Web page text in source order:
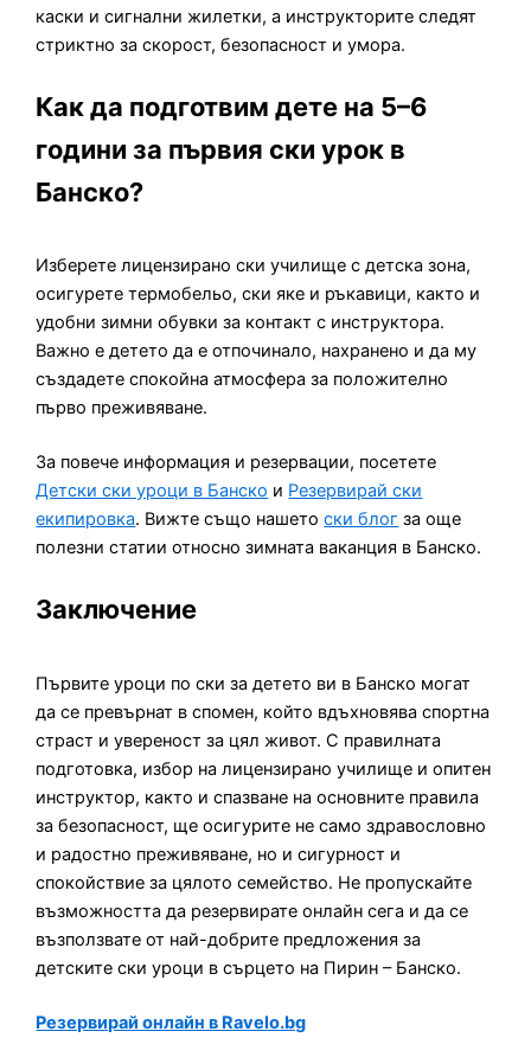
каски и сигнални жилетки, а инструкторите следят
стриктно за скорост, безопасност и умора.
Как да подготвим дете на 5–6
години за първия ски урок в
Банско?
Изберете лицензирано ски училище с детска зона,
осигурете термобельо, ски яке и ръкавици, както и
удобни зимни обувки за контакт с инструктора.
Важно е детето да е отпочинало, нахранено и да му
създадете спокойна атмосфера за положително
първо преживяване.
За повече информация и резервации, посетете
Детски ски уроци в Банско и Резервирай ски
екипировка. Вижте също нашетоски блог за още
полезни статии относно зимната ваканция в Банско.
Заключение
Първите уроци по ски за детето ви в Банско могат
да се превърнат в спомен, който вдъхновява спортна
страст и увереност за цял живот. С правилната
подготовка, избор на лицензирано училище и опитен
инструктор, както и спазване на основните правила
за безопасност, ще осигурите не само здравословно
и радостно преживяване, но и сигурност и
спокойствие за цялото семейство. Не пропускайте
възможността да резервирате онлайн сега и да се
възползвате от най-добрите предложения за
детските ски уроци в сърцето на Пирин – Банско.
Резервирай онлайн в Ravelo.bg